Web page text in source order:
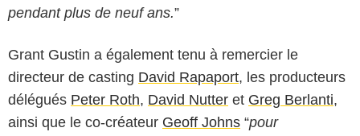
pendant plus de neuf ans.”
Grant Gustin a également tenu à remercier le
directeur de casting David Rapaport, les producteurs
délégués Peter Roth, David Nutter et Greg Berlanti,
ainsi que le co-créateur Geoff Johns “pour